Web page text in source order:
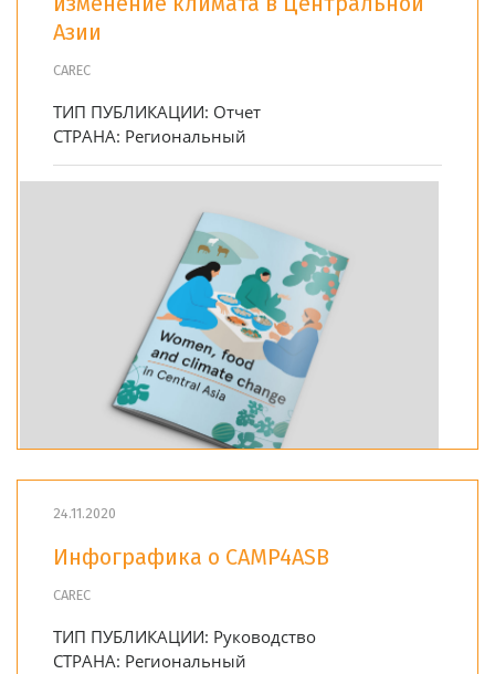
Азии
CAREC
ТИП ПУБЛИКАЦИИ: Отчет
СТРАНА: Региональный
24.11.2020
Инфографика о CAMP4ASB
CAREC
ТИП ПУБЛИКАЦИИ: Руководство
СТРАНА: Региональный